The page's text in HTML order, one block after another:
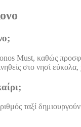
Must, καθώς
στο νησί
ταξί